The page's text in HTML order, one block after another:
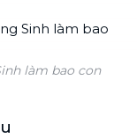
làm bao con